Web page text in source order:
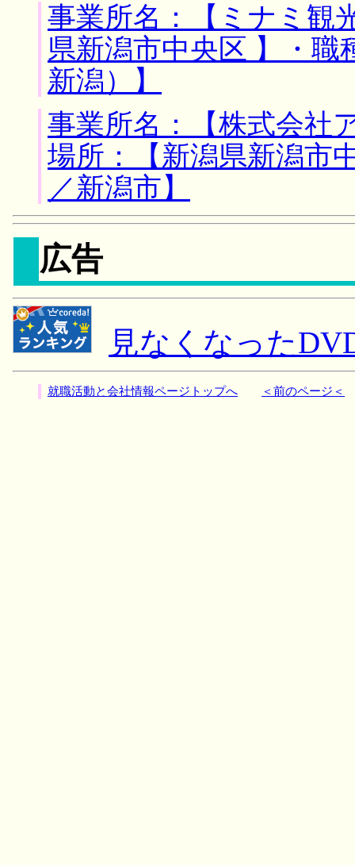
事業所名：【ミナミ
県新潟市中央区 】・
新潟）】
事業所名：【株式会
場所：【新潟県新潟市
／新潟市】
広告
見なくなった
就職活動と会社情報ページトップへ ＜前のページ＜